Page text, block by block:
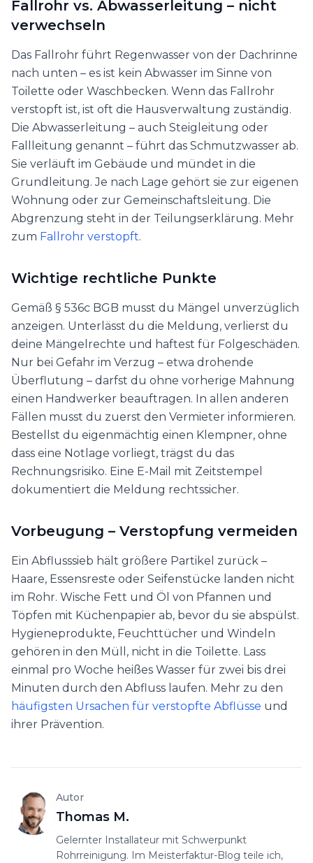
Fallrohr vs. Abwasserleitung – nicht
verwechseln
Das Fallrohr führt Regenwasser von der Dachrinne
nach unten – es ist kein Abwasser im Sinne von
Toilette oder Waschbecken. Wenn das Fallrohr
verstopft ist, ist oft die Hausverwaltung zuständig.
Die Abwasserleitung – auch Steigleitung oder
Fallleitung genannt – führt das Schmutzwasser ab.
Sie verläuft im Gebäude und mündet in die
Grundleitung. Je nach Lage gehört sie zur eigenen
Wohnung oder zur Gemeinschaftsleitung. Die
Abgrenzung steht in der Teilungserklärung. Mehr
zum Fallrohr verstopft.
Wichtige rechtliche Punkte
Gemäß § 536c BGB musst du Mängel unverzüglich
anzeigen. Unterlässt du die Meldung, verlierst du
deine Mängelrechte und haftest für Folgeschäden.
Nur bei Gefahr im Verzug – etwa drohende
Überflutung – darfst du ohne vorherige Mahnung
einen Handwerker beauftragen. In allen anderen
Fällen musst du zuerst den Vermieter informieren.
Bestellst du eigenmächtig einen Klempner, ohne
dass eine Notlage vorliegt, trägst du das
Rechnungsrisiko. Eine E-Mail mit Zeitstempel
dokumentiert die Meldung rechtssicher.
Vorbeugung – Verstopfung vermeiden
Ein Abflusssieb hält größere Partikel zurück –
Haare, Essensreste oder Seifenstücke landen nicht
im Rohr. Wische Fett und Öl von Pfannen und
Töpfen mit Küchenpapier ab, bevor du sie abspülst.
Hygieneprodukte, Feuchttücher und Windeln
gehören in den Müll, nicht in die Toilette. Lass
einmal pro Woche heißes Wasser für zwei bis drei
Minuten durch den Abfluss laufen. Mehr zu den
häufigsten Ursachen für verstopfte Abflüsse und
ihrer Prävention.
Autor
Thomas M.
Gelernter Installateur mit Schwerpunkt
Rohrreinigung. Im Meisterfaktur-Blog teile ich,